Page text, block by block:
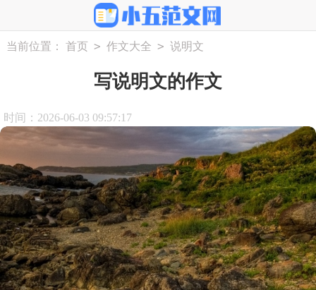
当前位置： 首页 > 作文大全 > 说明文
写说明文的作文
时间：2026-06-03 09:57:17